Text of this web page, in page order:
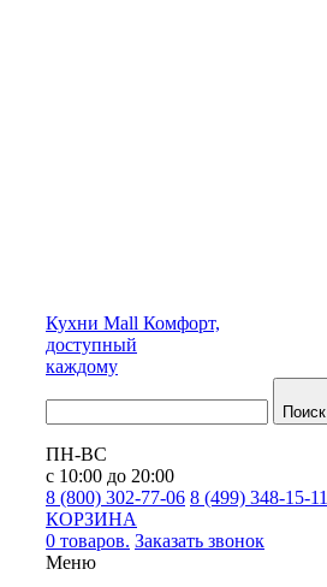
Кухни Mall Комфорт,
доступный
каждому
Поиск
ПН-ВС
с 10:00 до 20:00
8 (800) 302-77-06 8 (499) 348-15-11
КОРЗИНА
0 товаров. Заказать звонок
Меню